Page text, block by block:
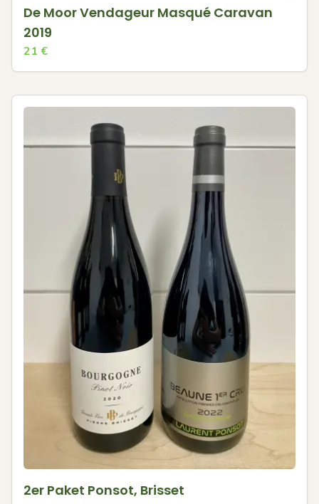
De Moor Vendageur Masqué Caravan
2019
21 €
2er Paket Ponsot, Brisset